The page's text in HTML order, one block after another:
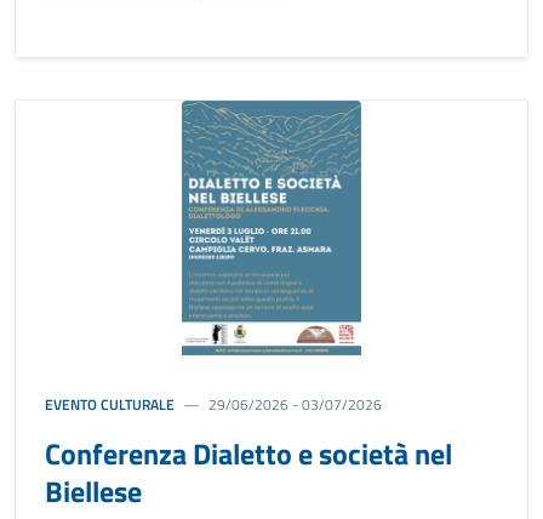
EVENTO CULTURALE 29/06/2026 - 03/07/2026
Conferenza Dialetto e società nel
Biellese